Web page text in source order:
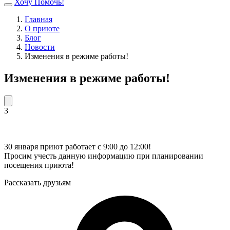
Хочу Помочь!
Главная
О приюте
Блог
Новости
Изменения в режиме работы!
Изменения в режиме работы!
3
30 января приют работает с 9:00 до 12:00!
Просим учесть данную информацию при планировании
посещения приюта!
Рассказать друзьям